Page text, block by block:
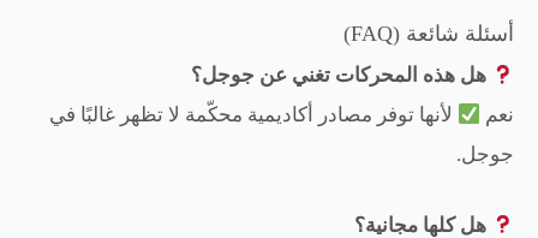
أسئلة شائعة (FAQ)
هل هذه المحركات تغني عن جوجل؟
نعم
لأنها توفر مصادر أكاديمية محكّمة لا تظهر غالبًا في
جوجل.
هل كلها مجانية؟